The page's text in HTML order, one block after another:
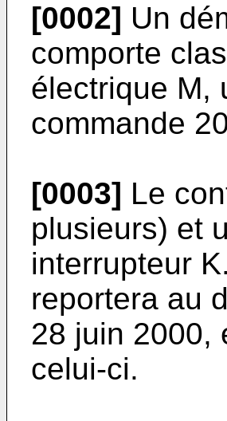
[0002] Un
comporte
électrique M,
commande
[0003] Le
plusieurs) et
interrupteur
reportera au
28 juin 2000,
celui-ci.